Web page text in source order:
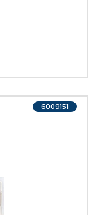
6009151